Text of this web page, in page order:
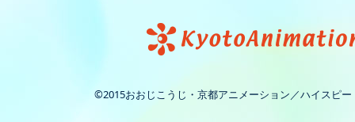
©2015おおじこうじ・京都アニメーション／ハイスピー